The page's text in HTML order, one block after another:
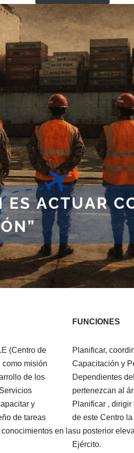
(Centro de
como misión
de los
y
de tareas
en la
FUNCIONES
Planificar,
Capacitación y
Dependientes
pertenezcan al
Planificar ,
de este Centro
su posterior
Ejército.